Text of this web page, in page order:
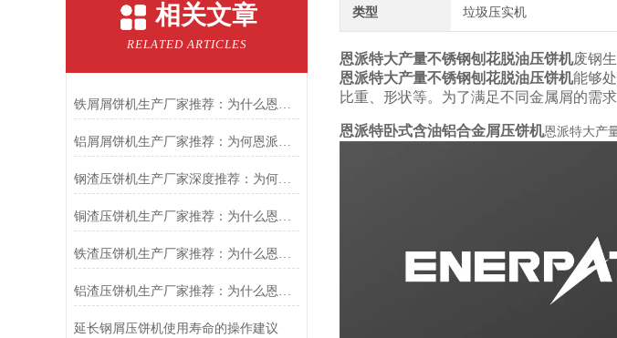
相关文章
RELATED ARTICLES
铁屑屑饼机生产厂家推荐：为什么恩派特是您的优选伙伴
铝屑屑饼机生产厂家推荐：为何恩派特成为金属回收行业的“隐形优选”？
钢渣压饼机生产厂家深度推荐：为何恩派特成为高净值产线的优选
铜渣压饼机生产厂家推荐：为什么恩派特成为众多企业的信赖？
铁渣压饼机生产厂家推荐：为什么恩派特成为众多企业的优选？
铝渣压饼机生产厂家推荐：为什么恩派特是值得信赖的选择？
延长钢屑压饼机使用寿命的操作建议
类型 垃圾压实机
恩派特大产量不锈钢刨花脱油压饼机废钢
恩派特大产量不锈钢刨花脱油压饼机能够
比重、形状等。为了满足不同金属屑的需
恩派特卧式含油铝合金屑压饼机恩派特大产